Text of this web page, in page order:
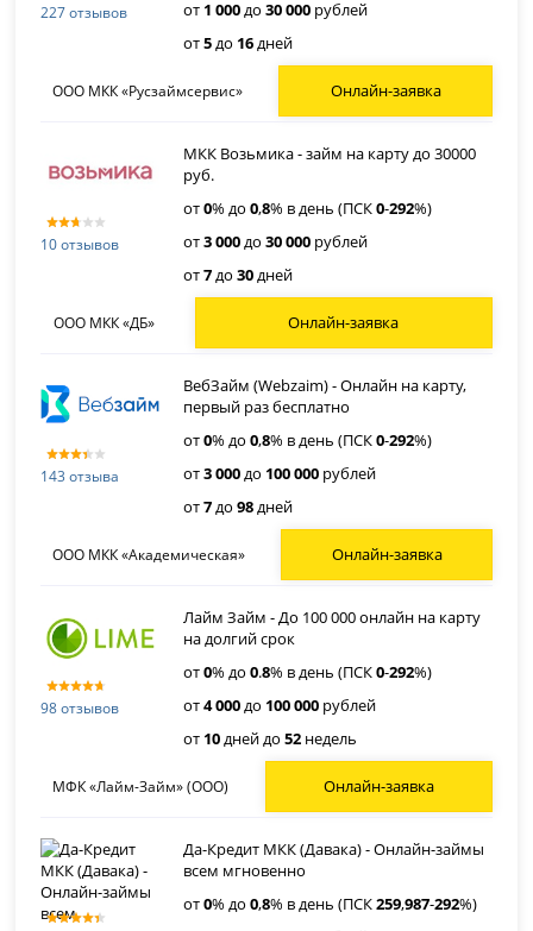
227 отзывов от 1 000до30 000 рублей
от5до 16дней
ООО МКК «Русзаймсервис» Онлайн-заявка
10 отзывов
МКК Возьмика - займ на карту до 30000
руб.
от0% до0,8% в день (ПСК0-292%)
от3 000до30 000 рублей
от7до30дней
ООО МКК «ДБ» Онлайн-заявка
143 отзыва
ВебЗайм (Webzaim) - Онлайн на карту,
первый раз бесплатно
от0% до0,8% в день (ПСК0-292%)
от3 000до 100 000 рублей
от7до98дней
ООО МКК «Академическая» Онлайн-заявка
98 отзывов
Лайм Займ - До 100 000 онлайн на карту
на долгий срок
от0% до0.8% в день (ПСК0-292%)
от4 000до 100 000 рублей
от 10дней до52 недель
МФК «Лайм-Займ» (ООО) Онлайн-заявка
Да-Кредит МКК (Давака) - Онлайн-займы
всем мгновенно
от0% до0,8% в день (ПСК259,987-292%)